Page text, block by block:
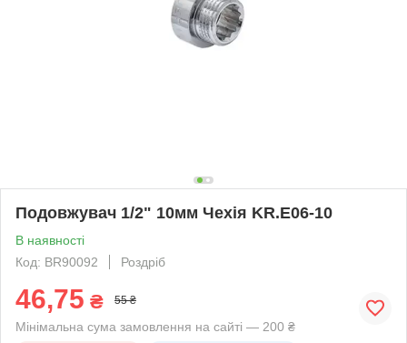
Подовжувач 1/2" 10мм Чехія KR.E06-10
В наявності
Код: BR90092
Роздріб
46,75 ₴ 55 ₴
Мінімальна сума замовлення на сайті — 200 ₴